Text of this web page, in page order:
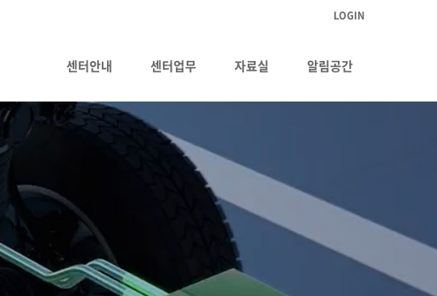
LOGIN
센터안내 센터업무 자료실 알림공간